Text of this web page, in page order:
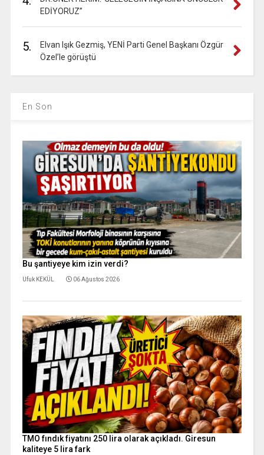
EDİYORUZ”
5.
Elvan Işık Gezmiş, YENİ Parti Genel Başkanı Özgür
Özel’le görüştü
En Son
Bu şantiyeye kim izin verdi?
Ufuk KEKÜL 06 Ağustos 2026
TMO fındık fiyatını 250 lira olarak açıkladı. Giresun
kaliteye 5 lira fark